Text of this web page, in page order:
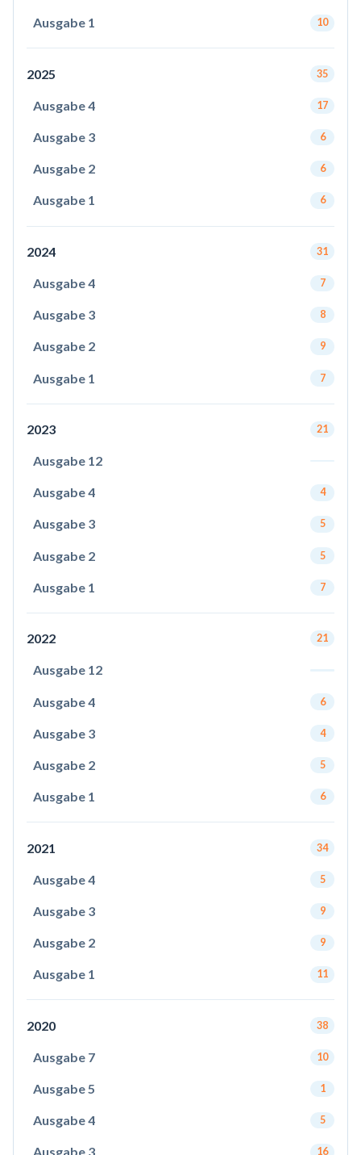
Ausgabe 1 10
2025 35
Ausgabe 4 17
Ausgabe 3 6
Ausgabe 2 6
Ausgabe 1 6
2024 31
Ausgabe 4 7
Ausgabe 3 8
Ausgabe 2 9
Ausgabe 1 7
2023 21
Ausgabe 12
Ausgabe 4 4
Ausgabe 3 5
Ausgabe 2 5
Ausgabe 1 7
2022 21
Ausgabe 12
Ausgabe 4 6
Ausgabe 3 4
Ausgabe 2 5
Ausgabe 1 6
2021 34
Ausgabe 4 5
Ausgabe 3 9
Ausgabe 2 9
Ausgabe 1 11
2020 38
Ausgabe 7 10
Ausgabe 5 1
Ausgabe 4 5
Ausgabe 3 16